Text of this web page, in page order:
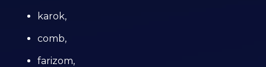
karok,
comb,
farizom,